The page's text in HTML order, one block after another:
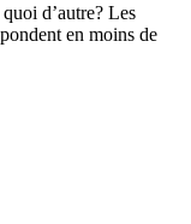
d’autre? Les
en moins de